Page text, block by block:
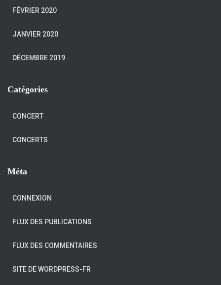
FÉVRIER 2020
JANVIER 2020
DÉCEMBRE 2019
Catégories
CONCERT
CONCERTS
Méta
CONNEXION
FLUX DES PUBLICATIONS
FLUX DES COMMENTAIRES
SITE DE WORDPRESS-FR